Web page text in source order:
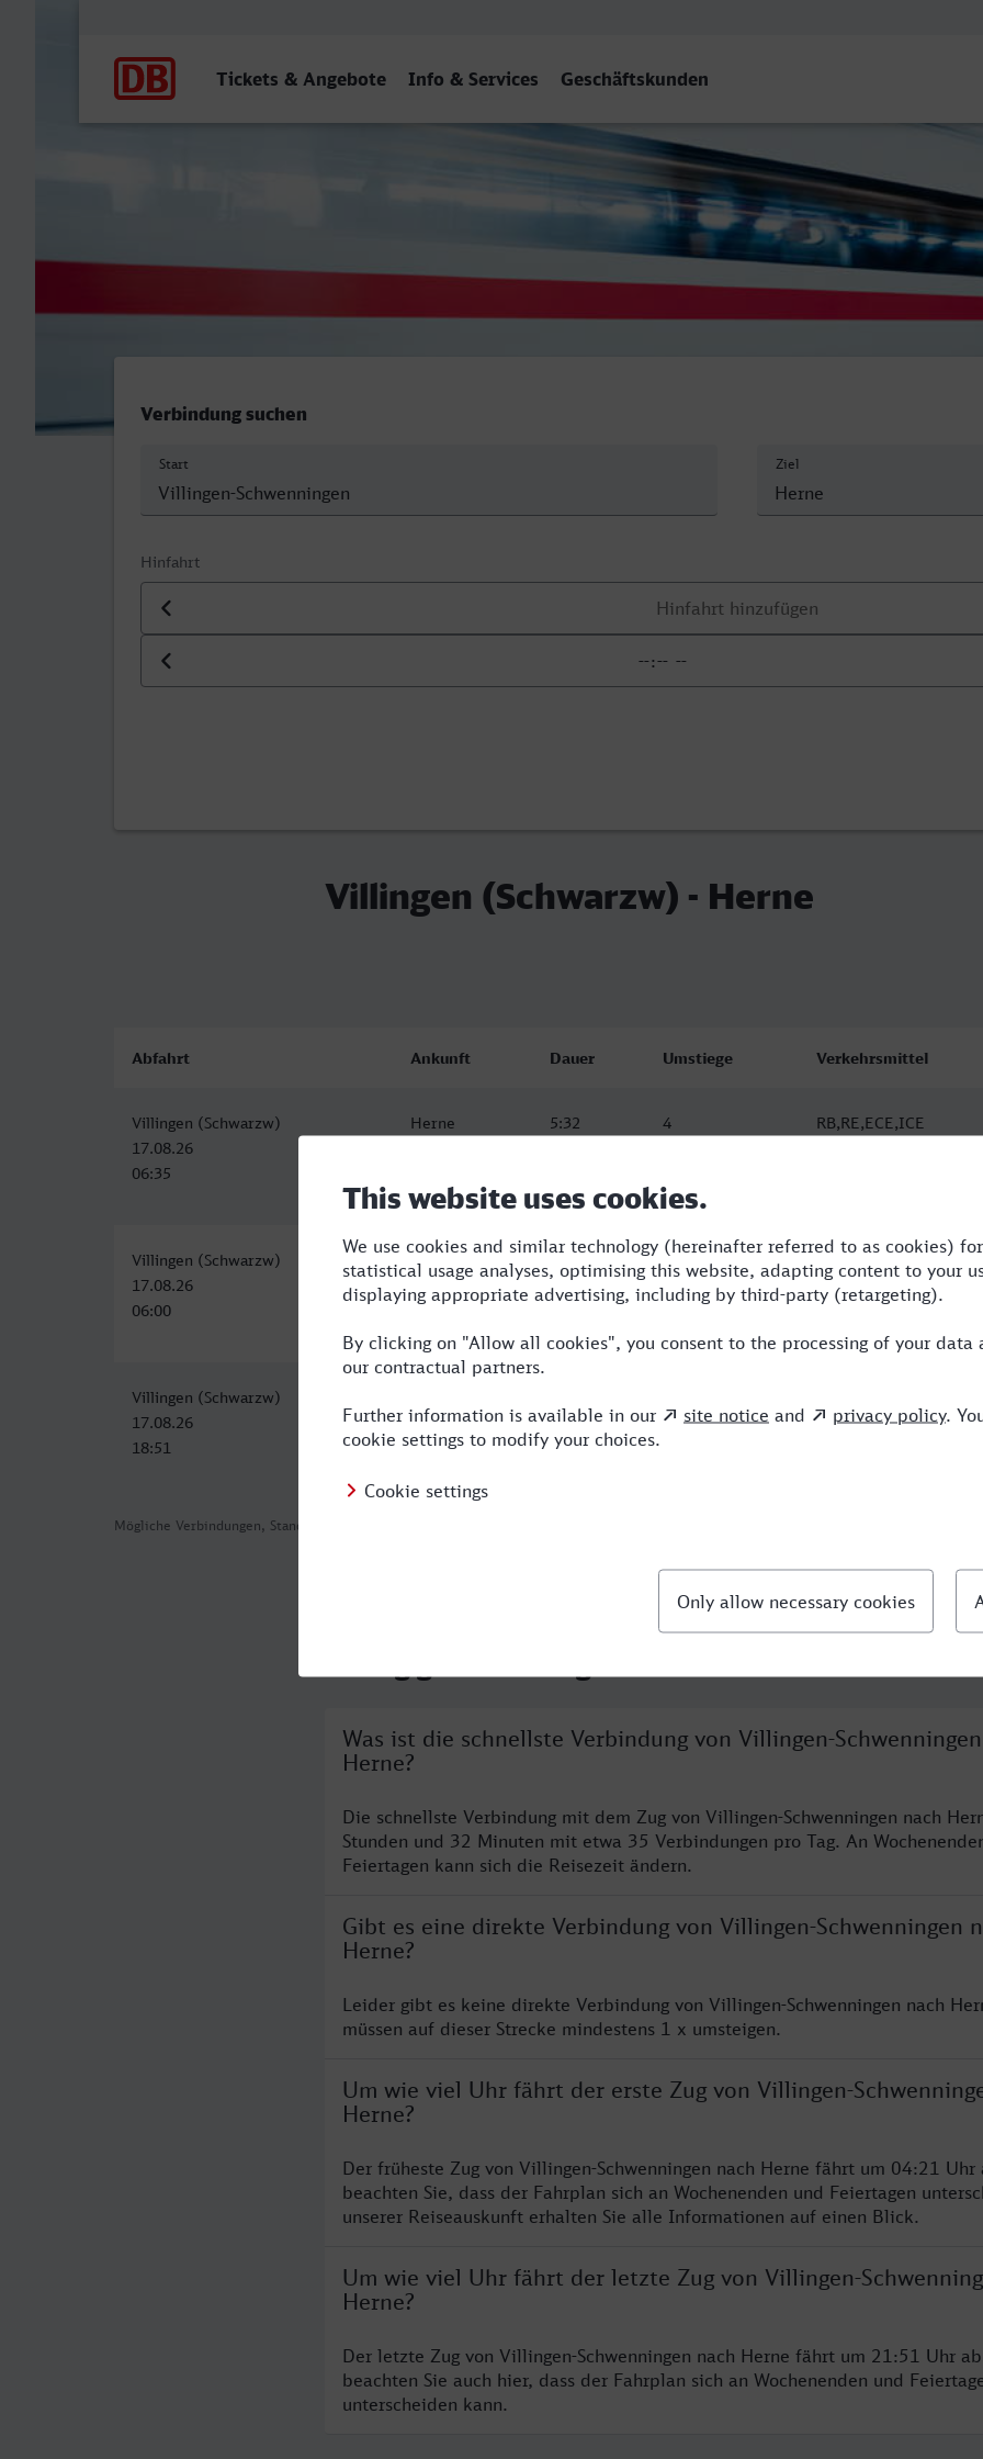
Tickets & Angebote Info & Services Geschäftskunden
Villingen (Schwarzw) - Herne
Verbindung suchen
Start Ziel
Hinfahrt
Datum der Hinfahrt
Uhrzeit der Hinfahrt
Villingen (Schwarzw) - Herne
Mögliche Verbindungen, Stand: 2026-08-03 04:25
Abfahrt Ankunft Dauer Umstiege Verkehrsmittel
Villingen (Schwarzw)
17.08.26
06:35
Herne
5:32 4 RB,RE,ECE,ICE
Villingen (Schwarzw)
17.08.26
06:00
Herne
17.08.26
11:37
4
Villingen (Schwarzw)
17.08.26
18:51
18.08.26
03:19
Was ist die schnellste Verbindung von Villingen-
Herne?
Die schnellste Verbindung mit dem Zug von Villingen-Schwenningen nach
Stunden und 32 Minuten mit etwa 35 Verbindungen pro Tag. An
Feiertagen kann sich die Reisezeit ändern.
Gibt es eine direkte Verbindung von Villingen-Schwenningen
Herne?
Leider gibt es keine direkte Verbindung von Villingen-Schwenningen nach
müssen auf dieser Strecke mindestens 1 x umsteigen.
Um wie viel Uhr fährt der erste Zug von Villingen-
Herne?
Der früheste Zug von Villingen-Schwenningen nach Herne fährt um 04:21
beachten Sie, dass der Fahrplan sich an Wochenenden und Feiertagen
unserer Reiseauskunft erhalten Sie alle Informationen auf einen Blick.
Um wie viel Uhr fährt der letzte Zug von Villingen-
Herne?
Der letzte Zug von Villingen-Schwenningen nach Herne fährt um 21:51 Uhr
beachten Sie auch hier, dass der Fahrplan sich an Wochenenden und
unterscheiden kann.